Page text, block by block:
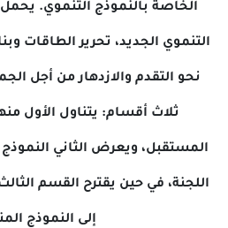
بالنموذج التنموي. يحمل التقرير
الجديد، تحرير الطاقات وبناء
والازدهار من أجل الجميع.
أقسام: يتناول الأول منها مغرب
ويعرض الثاني النموذج الجديد
في حين يقترح القسم الثالث دعامات
إلى النموذج المنشود.